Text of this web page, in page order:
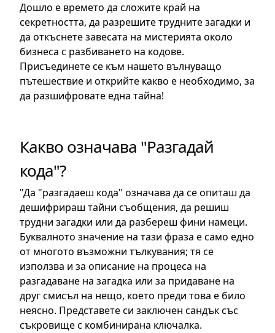
Дошло е времето да сложите край на
секретността, да разрешите трудните загадки и
да откъснете завесата на мистерията около
бизнеса с разбиването на кодове.
Присъединете се към нашето вълнуващо
пътешествие и открийте какво е необходимо, за
да разшифровате една тайна!
Какво означава "Разгадай
кода"?
"Да "разгадаеш кода" означава да се опиташ да
дешифрираш тайни съобщения, да решиш
трудни загадки или да разбереш фини намеци.
Буквалното значение на тази фраза е само едно
от многото възможни тълкувания; тя се
използва и за описание на процеса на
разгадаване на загадка или за придаване на
друг смисъл на нещо, което преди това е било
неясно. Представете си заключен сандък със
съкровище с комбинирана ключалка.